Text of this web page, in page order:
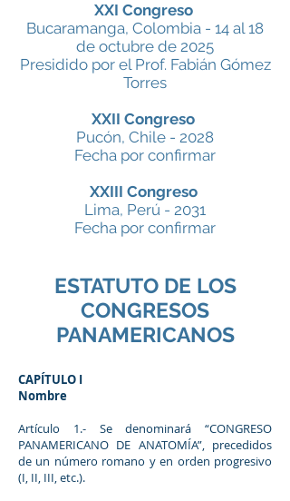
XXI Congreso
Bucaramanga, Colombia - 14 al 18
de octubre de 2025
Presidido por el Prof. Fabián Gómez
Torres
XXII Congreso
Pucón, Chile - 2028
Fecha por confirmar
XXIII Congreso
Lima, Perú - 2031
Fecha por confirmar
ESTATUTO DE LOS
CONGRESOS
PANAMERICANOS
CAPÍTULO I
Nombre
Artículo 1.- Se denominará “CONGRESO
PANAMERICANO DE ANATOMÍA”, precedidos
de un número romano y en orden progresivo
(I, II, III, etc.).